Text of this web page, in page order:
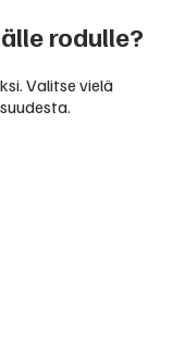
rodulle?
Valitse vielä